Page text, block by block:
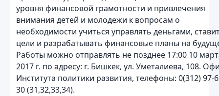
уровня финансовой грамотности и привлечения
внимания детей и молодежи к вопросам о
необходимости учиться управлять деньгами,
цели и разрабатывать финансовые планы на
Работы можно отправлять не позднее 17:00 10
2017 г. по адресу: г. Бишкек, ул. Уметалиева, 108.
Института политики развития, телефоны: 0(312) 97-
30 (31,32,33,34).